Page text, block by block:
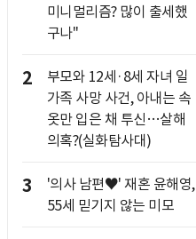
미니멀리즘? 많이 출세했
구나"
2
부모와 12세·8세 자녀 일
가족 사망 사건, 아내는 속
옷만 입은 채 투신…살해
의혹?(실화탐사대)
3
'의사 남편♥' 재혼 윤해영,
55세 믿기지 않는 미모